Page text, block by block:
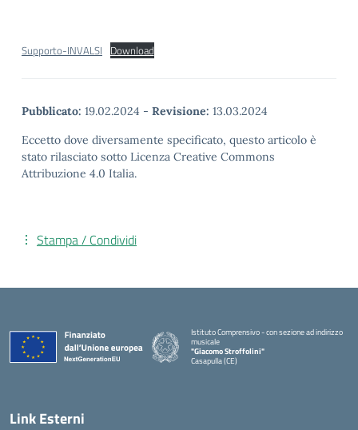
Supporto-INVALSI Download
Pubblicato: 19.02.2024 - Revisione: 13.03.2024
Eccetto dove diversamente specificato, questo articolo è
stato rilasciato sotto Licenza Creative Commons
Attribuzione 4.0 Italia.
Stampa / Condividi
Istituto Comprensivo - con sezione ad indirizzo
musicale
"Giacomo Stroffolini"
Casapulla (CE)
Link Esterni